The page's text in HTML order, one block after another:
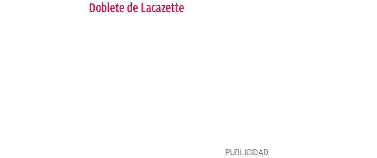
Doblete de Lacazette